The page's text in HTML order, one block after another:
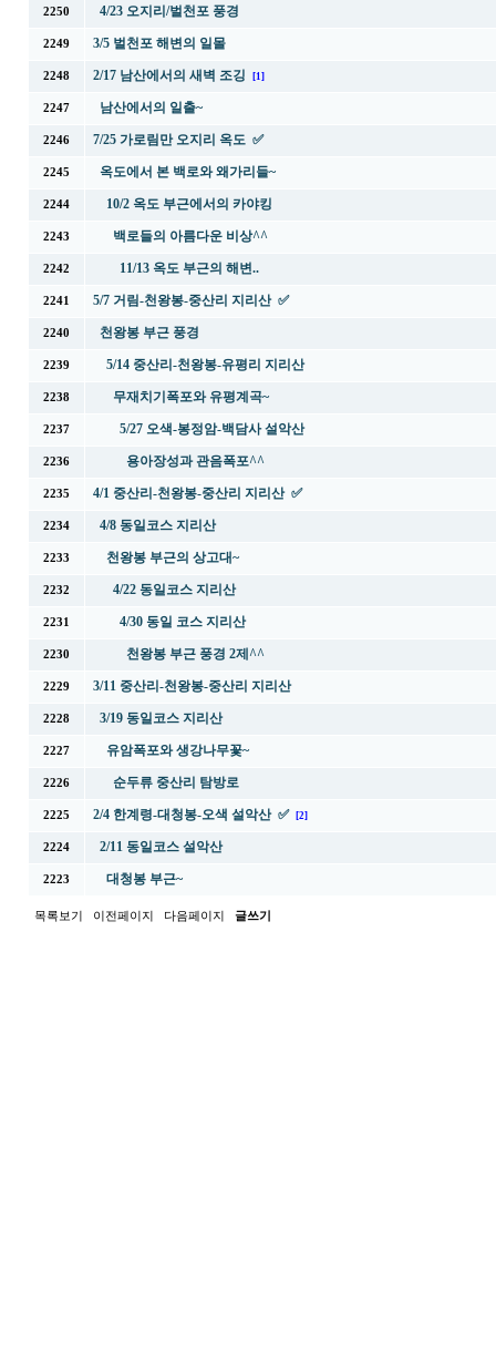
2250 4/23 오지리/벌천포 풍경
2249 3/5 벌천포 해변의 일몰
2248 2/17 남산에서의 새벽 조깅 [1]
2247 남산에서의 일출~
2246 7/25 가로림만 오지리 옥도 ✅
2245 옥도에서 본 백로와 왜가리들~
2244 10/2 옥도 부근에서의 카야킹
2243 백로들의 아름다운 비상^^
2242 11/13 옥도 부근의 해변..
2241 5/7 거림-천왕봉-중산리 지리산 ✅
2240 천왕봉 부근 풍경
2239 5/14 중산리-천왕봉-유평리 지리산
2238 무재치기폭포와 유평계곡~
2237 5/27 오색-봉정암-백담사 설악산
2236 용아장성과 관음폭포^^
2235 4/1 중산리-천왕봉-중산리 지리산 ✅
2234 4/8 동일코스 지리산
2233 천왕봉 부근의 상고대~
2232 4/22 동일코스 지리산
2231 4/30 동일 코스 지리산
2230 천왕봉 부근 풍경 2제^^
2229 3/11 중산리-천왕봉-중산리 지리산
2228 3/19 동일코스 지리산
2227 유암폭포와 생강나무꽃~
2226 순두류 중산리 탐방로
2225 2/4 한계령-대청봉-오색 설악산 ✅ [2]
2224 2/11 동일코스 설악산
2223 대청봉 부근~
목록보기 이전페이지 다음페이지 글쓰기